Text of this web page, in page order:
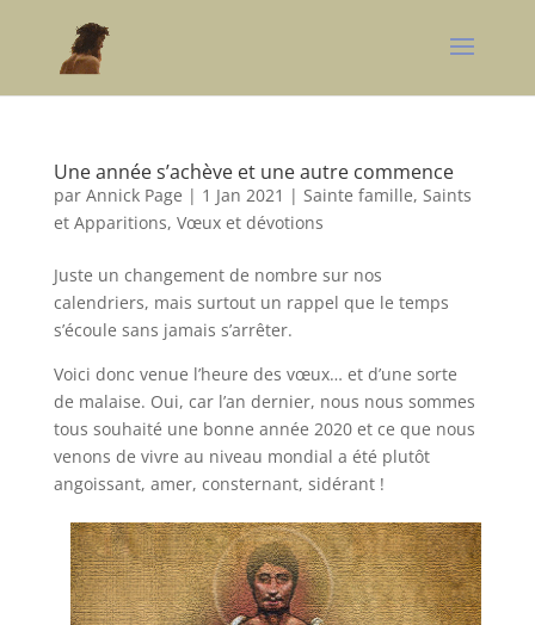
Une année s’achève et une autre commence
par Annick Page | 1 Jan 2021 | Sainte famille, Saints
et Apparitions, Vœux et dévotions
Juste un changement de nombre sur nos
calendriers, mais surtout un rappel que le temps
s’écoule sans jamais s’arrêter.
Voici donc venue l’heure des vœux… et d’une sorte
de malaise. Oui, car l’an dernier, nous nous sommes
tous souhaité une bonne année 2020 et ce que nous
venons de vivre au niveau mondial a été plutôt
angoissant, amer, consternant, sidérant !